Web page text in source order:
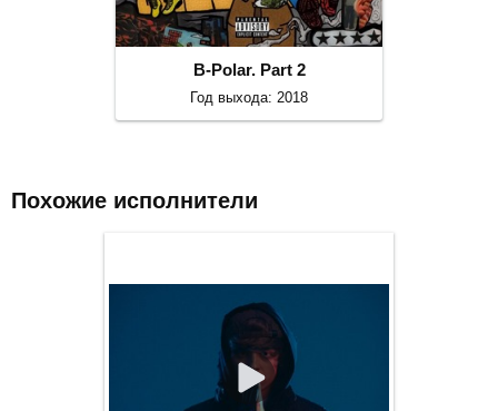
B-Polar. Part 2
Год выхода: 2018
Похожие исполнители